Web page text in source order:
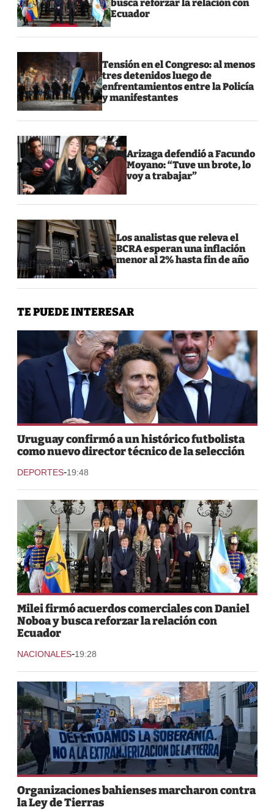
busca reforzar la relación con
Ecuador
Tensión en el Congreso: al menos
tres detenidos luego de
enfrentamientos entre la Policía
y manifestantes
Arizaga defendió a Facundo
Moyano: “Tuve un brote, lo
voy a trabajar”
Los analistas que releva el
BCRA esperan una inflación
menor al 2% hasta fin de año
TE PUEDE INTERESAR
Uruguay confirmó a un histórico futbolista
como nuevo director técnico de la selección
DEPORTES-19:48
Milei firmó acuerdos comerciales con Daniel
Noboa y busca reforzar la relación con
Ecuador
NACIONALES-19:28
Organizaciones bahienses marcharon contra
la Ley de Tierras